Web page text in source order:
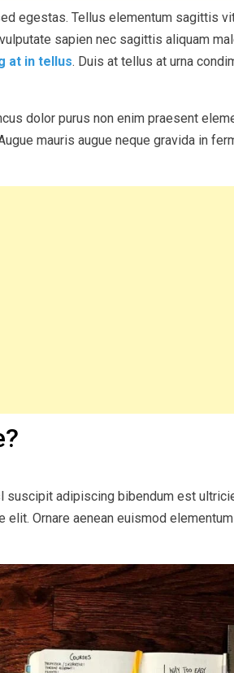
egestas. Tellus elementum sagittis
sapien nec sagittis aliquam
at in tellus. Duis at tellus at urna
dolor purus non enim praesent
mauris augue neque gravida in
suscipit adipiscing bibendum est
Ornare aenean euismod